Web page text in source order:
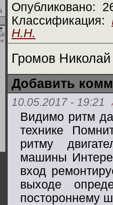
Опубликовано:
Классификация:
Н.Н.
Громов
Добавить
10.05.2017 - 19:21
Видимо ритм
технике
ритму
машины
вход
выходе
постороннему